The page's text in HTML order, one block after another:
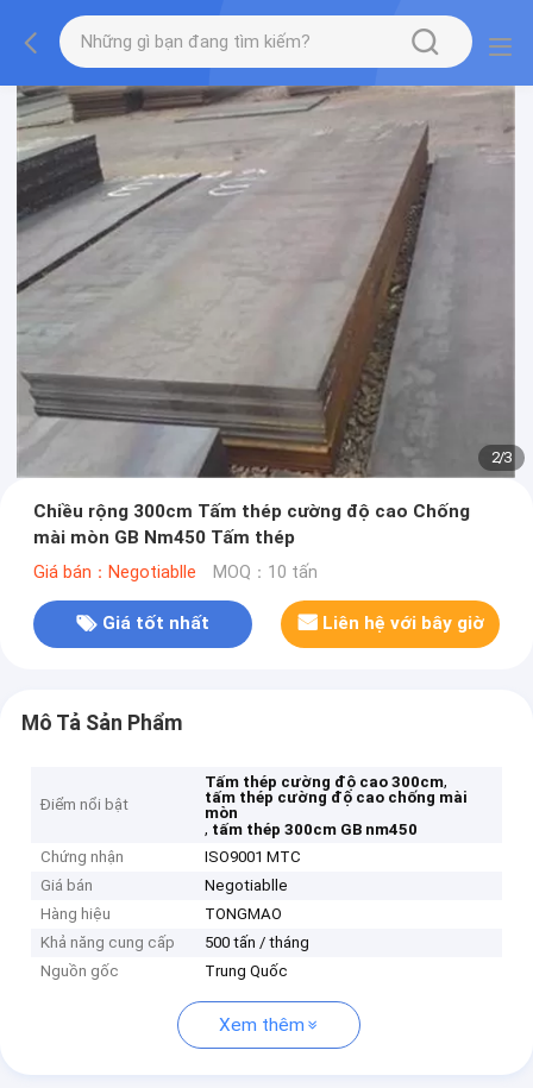
2/3
Chiều rộng 300cm Tấm thép cường độ cao Chống
mài mòn GB Nm450 Tấm thép
Giá bán：Negotiablle MOQ：10 tấn
Giá tốt nhất Liên hệ với bây giờ
Mô Tả Sản Phẩm
Điểm nổi bật
Tấm thép cường độ cao 300cm,
tấm thép cường độ cao chống mài
mòn
, tấm thép 300cm GB nm450
Chứng nhận
ISO9001 MTC
Giá bán
Negotiablle
Hàng hiệu
TONGMAO
Khả năng cung cấp
500 tấn / tháng
Nguồn gốc
Trung Quốc
Xem thêm